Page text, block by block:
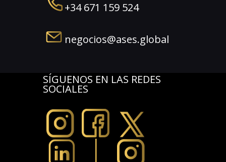
+34 671 159 524
negocios@ases.global
SÍGUENOS EN LAS REDES
SOCIALES